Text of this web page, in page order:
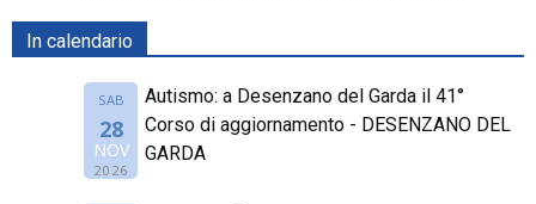
In calendario
SAB
28
NOV
2026
Autismo: a Desenzano del Garda il 41°
Corso di aggiornamento - DESENZANO DEL
GARDA